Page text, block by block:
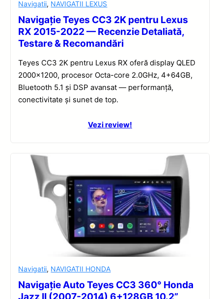
Navigatii, NAVIGATII LEXUS
Navigație Teyes CC3 2K pentru Lexus
RX 2015-2022 — Recenzie Detaliată,
Testare & Recomandări
Teyes CC3 2K pentru Lexus RX oferă display QLED
2000×1200, procesor Octa-core 2.0GHz, 4+64GB,
Bluetooth 5.1 și DSP avansat — performanță,
conectivitate și sunet de top.
Vezi review!
Navigatii, NAVIGATII HONDA
Navigație Auto Teyes CC3 360° Honda